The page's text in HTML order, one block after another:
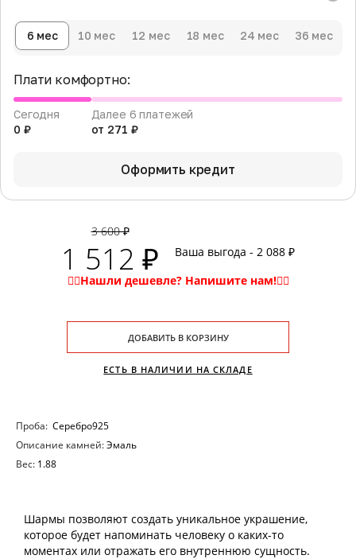
3 600 ₽
1 512 ₽ Ваша выгода - 2 088 ₽
6 мес 10 мес 12 мес 18 мес 24 мес 36 мес
Плати комфортно:
Сегодня
0 ₽
Далее 6 платежей
от 271 ₽
Оформить кредит
ДОБАВИТЬ В КОРЗИНУ
ЕСТЬ В НАЛИЧИИ НА СКЛАДЕ
Проба: Серебро925
Описание камней:Эмаль
Вес: 1.88
Шармы позволяют создать уникальное украшение,
которое будет напоминать человеку о каких-то
моментах или отражать его внутреннюю сущность.